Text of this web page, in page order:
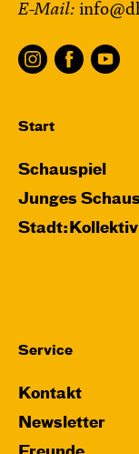
E-Mail:
Start
Schauspiel
Junges
Stadt:Kollektiv
Service
Kontakt
Newsletter